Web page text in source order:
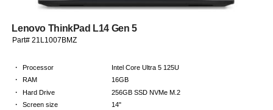
Lenovo ThinkPad L14 Gen 5
Part# 21L1007BMZ
· Processor Intel Core Ultra 5 125U
· RAM 16GB
· Hard Drive 256GB SSD NVMe M.2
· Screen size 14"